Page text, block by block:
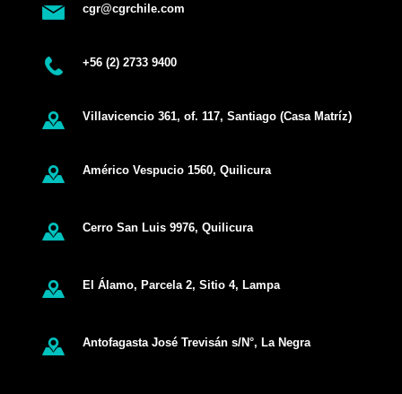
cgr@cgrchile.com
+56 (2) 2733 9400
Villavicencio 361, of. 117, Santiago (Casa Matríz)
Américo Vespucio 1560, Quilicura
Cerro San Luis 9976, Quilicura
El Álamo, Parcela 2, Sitio 4, Lampa
Antofagasta José Trevisán s/N°, La Negra